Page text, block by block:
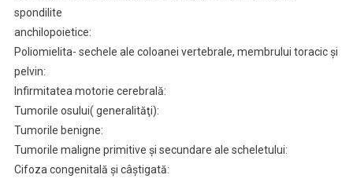
spondilite
anchilopoietice:
Poliomielita- sechele ale coloanei vertebrale, membrului toracic şi
pelvin:
Infirmitatea motorie cerebrală:
Tumorile osului( generalităţi):
Tumorile benigne:
Tumorile maligne primitive şi secundare ale scheletului:
Cifoza congenitală şi câştigată: